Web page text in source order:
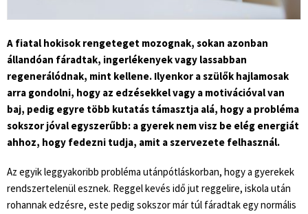
A fiatal hokisok rengeteget mozognak, sokan azonban
állandóan fáradtak, ingerlékenyek vagy lassabban
regenerálódnak, mint kellene. Ilyenkor a szülők hajlamosak
arra gondolni, hogy az edzésekkel vagy a motivációval van
baj, pedig egyre több kutatás támasztja alá, hogy a probléma
sokszor jóval egyszerűbb: a gyerek nem visz be elég energiát
ahhoz, hogy fedezni tudja, amit a szervezete felhasznál.
Az egyik leggyakoribb probléma utánpótláskorban, hogy a gyerekek
rendszertelenül esznek. Reggel kevés idő jut reggelire, iskola után
rohannak edzésre, este pedig sokszor már túl fáradtak egy normális